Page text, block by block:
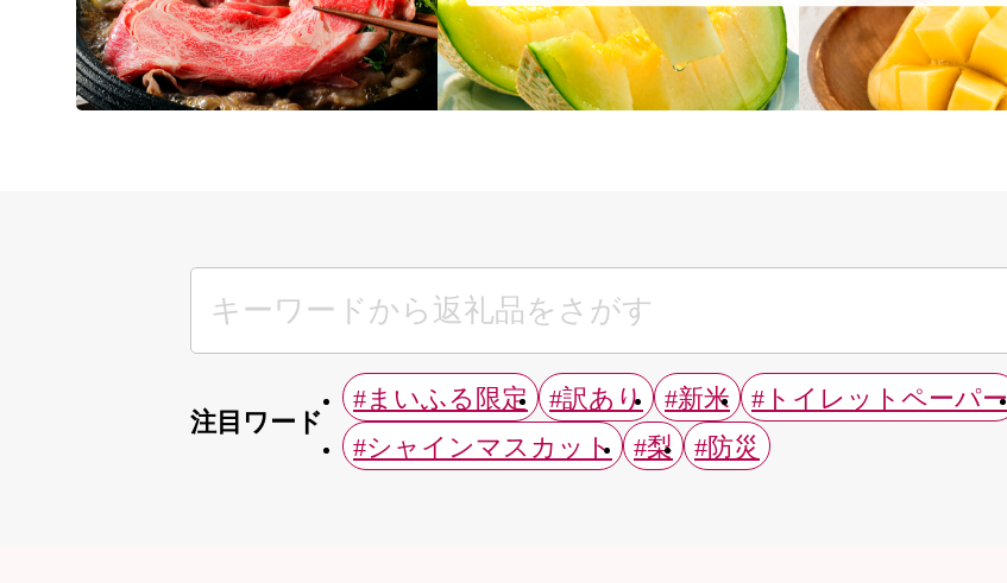
注目ワード
#まいふる限定 #訳あり #新米 #トイレットペーパー
#シャインマスカット
#梨 #防災